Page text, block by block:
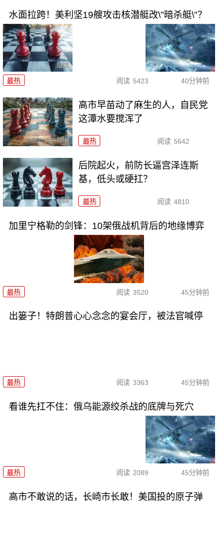
水面拉跨！美利坚19艘攻击核潜艇改\"暗杀艇\"？
最热 阅读 5423 40分钟前
高市早苗动了麻生的人，自民党
这潭水要搅浑了
最热 阅读 5642
后院起火，前防长逼宫泽连斯
基，低头或硬扛？
最热 阅读 4810
加里宁格勒的剑锋：10架俄战机背后的地缘博弈
最热 阅读 3520 45分钟前
出篓子！特朗普心心念念的宴会厅，被法官喊停
最热 阅读 3363 45分钟前
看谁先扛不住：俄乌能源绞杀战的底牌与死穴
最热 阅读 2089 45分钟前
高市不敢说的话，长崎市长敢！美国投的原子弹